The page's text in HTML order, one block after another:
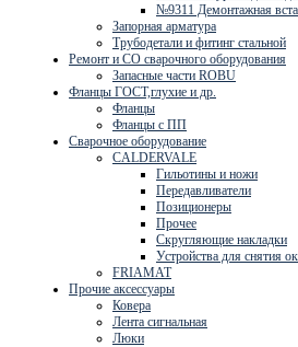
№9311 Демонтажная
Запорная арматура
Трубодетали и фитинг стальной
Ремонт и СО сварочного оборудования
Запасные части ROBU
Фланцы ГОСТ,глухие и др.
Фланцы
Фланцы с ПП
Сварочное оборудование
CALDERVALE
Гильотины и ножи
Передавливатели
Позиционеры
Прочее
Скругляющие накладки
Устройства для снятия
FRIAMAT
Прочие аксессуары
Ковера
Лента сигнальная
Люки